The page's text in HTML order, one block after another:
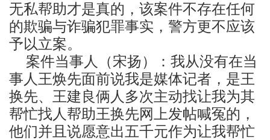
无私帮助才是真的，该案件不存在任何
的欺骗与诈骗犯罪事实，警方更不应该
予以立案。
案件当事人（宋扬）：我从没有在当
事人王焕先面前说我是媒体记者，是王
换先、王建良俩人多次主动找让我为其
帮忙找人帮助王换先网上发帖喊冤的，
他们并且说愿意出五千元作为让我帮忙